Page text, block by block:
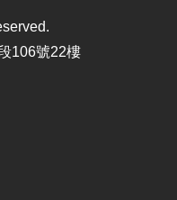
106號22樓